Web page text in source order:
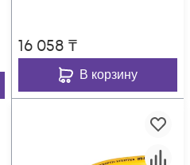
16 058 ₸
В корзину